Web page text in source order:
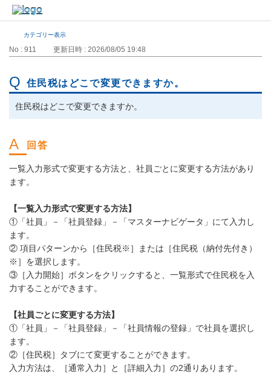
カテゴリー表示
No : 911 更新日時 : 2026/08/05 19:48
住民税はどこで変更できますか。
住民税はどこで変更できますか。
一覧入力形式で変更する方法と、社員ごとに変更する方法があり
ます。
【一覧入力形式で変更する方法】
①「社員」－「社員登録」－「マスターナビゲータ」にて入力し
ます。
② 項目パターンから［住民税※］または［住民税（納付先付き）
※］を選択します。
③［入力開始］ボタンをクリックすると、一覧形式で住民税を入
力することができます。
【社員ごとに変更する方法】
①「社員」－「社員登録」－「社員情報の登録」で社員を選択し
ます。
②［住民税］タブにて変更することができます。
入力方法は、［通常入力］と［詳細入力］の2通りあります。